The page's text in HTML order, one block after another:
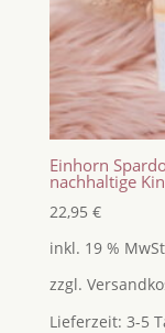
Einhorn
nachhaltige
22,95 €
inkl. 19 %
zzgl.
Lieferzeit: 3-5